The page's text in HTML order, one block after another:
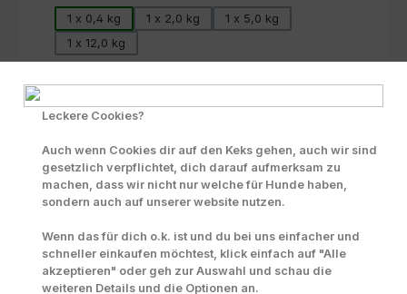
1 x 0,4 kg
1 x 2,0 kg
1 x 5,0 kg
1 x 12,0 kg
Beutel In den Warenkorb
INFO zu Liefer- und Versandkosten
Produktnummer:70270
Beschreibung
Leckere Cookies?
Auch wenn Cookies dir auf den Keks gehen, auch wir sind
gesetzlich verpflichtet, dich darauf aufmerksam zu
machen, dass wir nicht nur welche für Hunde haben,
sondern auch auf unserer website nutzen.
Wenn das für dich o.k. ist und du bei uns einfacher und
schneller einkaufen möchtest, klick einfach auf "Alle
akzeptieren" oder geh zur Auswahl und schau die
weiteren Details und die Optionen an.